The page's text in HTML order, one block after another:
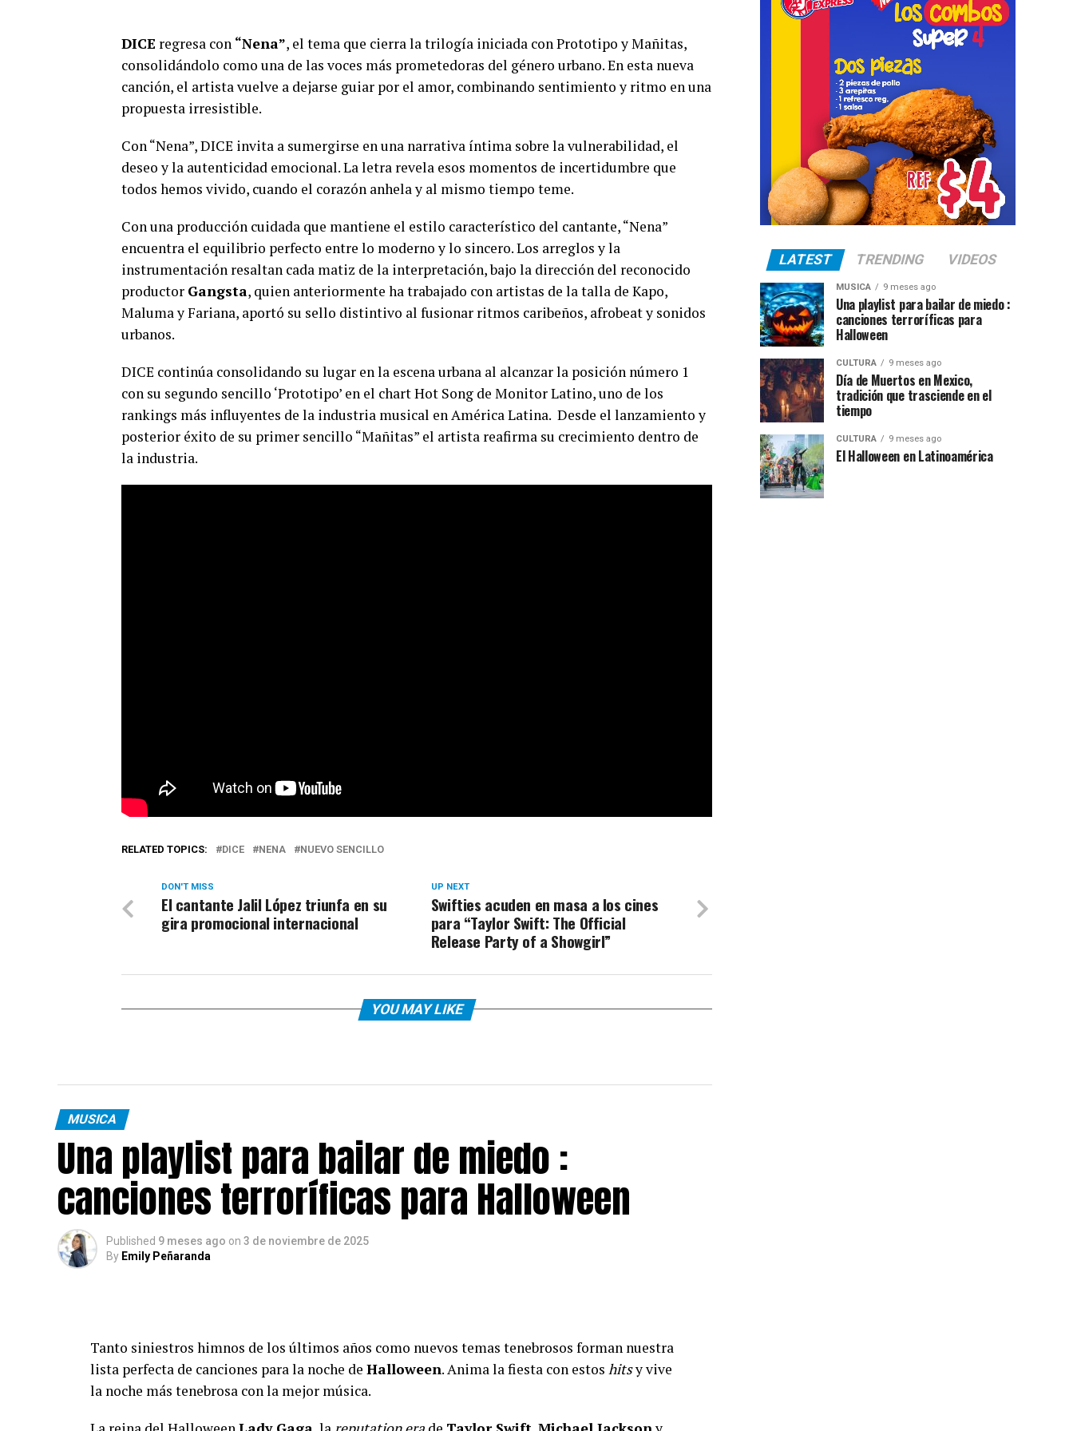
DICE regresa con “Nena”, el tema que cierra la trilogía iniciada con Prototipo y Mañitas,
consolidándolo como una de las voces más prometedoras del género urbano. En esta nueva
canción, el artista vuelve a dejarse guiar por el amor, combinando sentimiento y ritmo en una
propuesta irresistible.
Con “Nena”, DICE invita a sumergirse en una narrativa íntima sobre la vulnerabilidad, el
deseo y la autenticidad emocional. La letra revela esos momentos de incertidumbre que
todos hemos vivido, cuando el corazón anhela y al mismo tiempo teme.
Con una producción cuidada que mantiene el estilo característico del cantante, “Nena”
encuentra el equilibrio perfecto entre lo moderno y lo sincero. Los arreglos y la
instrumentación resaltan cada matiz de la interpretación, bajo la dirección del reconocido
productor Gangsta, quien anteriormente ha trabajado con artistas de la talla de Kapo,
Maluma y Fariana, aportó su sello distintivo al fusionar ritmos caribeños, afrobeat y sonidos
urbanos.
DICE continúa consolidando su lugar en la escena urbana al alcanzar la posición número 1
con su segundo sencillo ‘Prototipo’ en el chart Hot Song de Monitor Latino, uno de los
rankings más influyentes de la industria musical en América Latina. Desde el lanzamiento y
posterior éxito de su primer sencillo “Mañitas” el artista reafirma su crecimiento dentro de
la industria.
RELATED TOPICS: DICE NENA NUEVO SENCILLO
UP NEXT
Swifties acuden en masa a los cines
para “Taylor Swift: The Official
Release Party of a Showgirl”
DON'T MISS
El cantante Jalil López triunfa en su
gira promocional internacional
YOU MAY LIKE
MUSICA
Una playlist para bailar de miedo :
canciones terroríficas para Halloween
Published 9 meses ago on 3 de noviembre de 2025
By Emily Peñaranda
Tanto siniestros himnos de los últimos años como nuevos temas tenebrosos forman nuestra
lista perfecta de canciones para la noche de Halloween. Anima la fiesta con estos hitsy vive
la noche más tenebrosa con la mejor música.
LATEST TRENDING VIDEOS
MUSICA 9 meses ago
Una playlist para bailar de miedo :
canciones terroríficas para
Halloween
CULTURA 9 meses ago
Día de Muertos en Mexico,
tradición que trasciende en el
tiempo
CULTURA 9 meses ago
El Halloween en Latinoamérica